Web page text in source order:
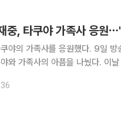
다. 9일 방송된 KBS 2TV ‘살림하는 남자들2’에서는 김재
나눴다. 이날 김재중은 “타쿠야사 친아빠를 만나는 방송이